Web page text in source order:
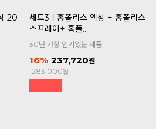
20
세트3ㅣ홈폴리스 액상 + 홈폴리스
스프레이+ 홈폴...
30년 가장 인기있는 제품
237,720
283,000
16